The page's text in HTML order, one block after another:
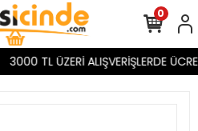
3000 TL ÜZERİ ALIŞVERİŞLERDE
0